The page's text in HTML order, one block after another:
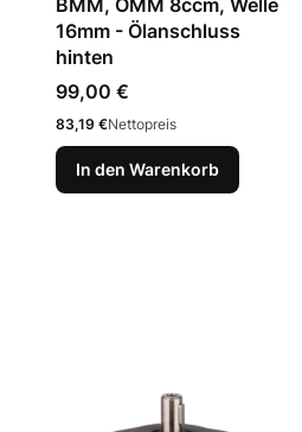
BMM, OMM 8ccm, Welle
16mm - Ölanschluss
hinten
Preis
99,00 €
Preis
83,19 €Nettopreis
In den Warenkorb